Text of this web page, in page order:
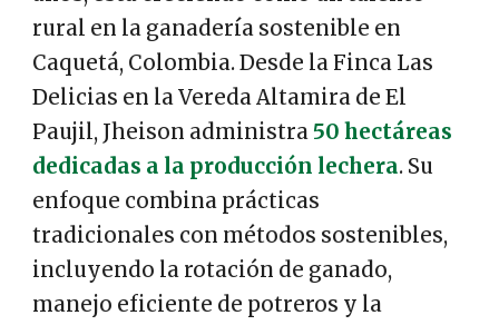
rural en la ganadería sostenible en
Caquetá, Colombia. Desde la Finca Las
Delicias en la Vereda Altamira de El
Paujil, Jheison administra 50 hectáreas
dedicadas a la producción lechera. Su
enfoque combina prácticas
tradicionales con métodos sostenibles,
incluyendo la rotación de ganado,
manejo eficiente de potreros y la